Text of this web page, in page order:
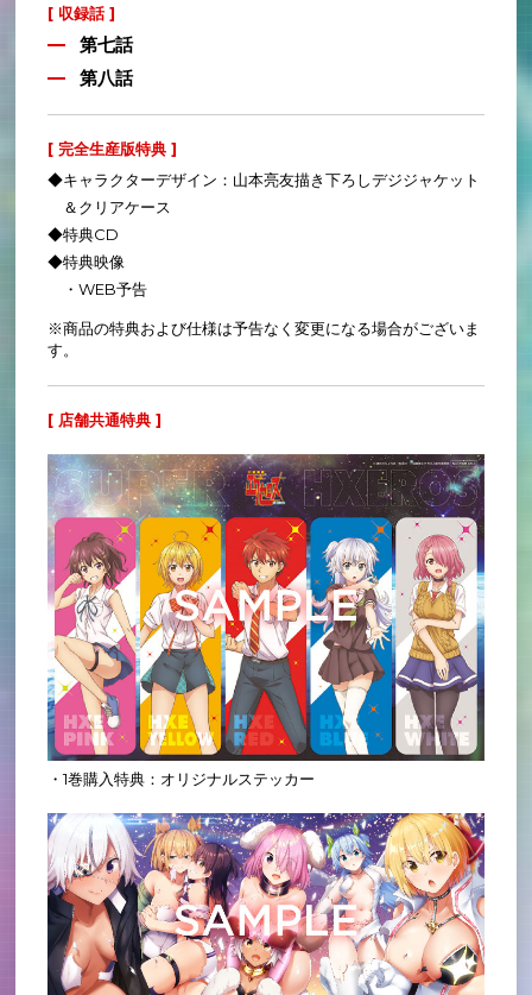
[ 収録話 ]
第七話
第八話
[ 完全生産版特典 ]
◆キャラクターデザイン：山本亮友描き下ろしデジジャケット
＆クリアケース
◆特典CD
◆特典映像
・WEB予告
※商品の特典および仕様は予告なく変更になる場合がございま
す。
[ 店舗共通特典 ]
・1巻購入特典：オリジナルステッカー